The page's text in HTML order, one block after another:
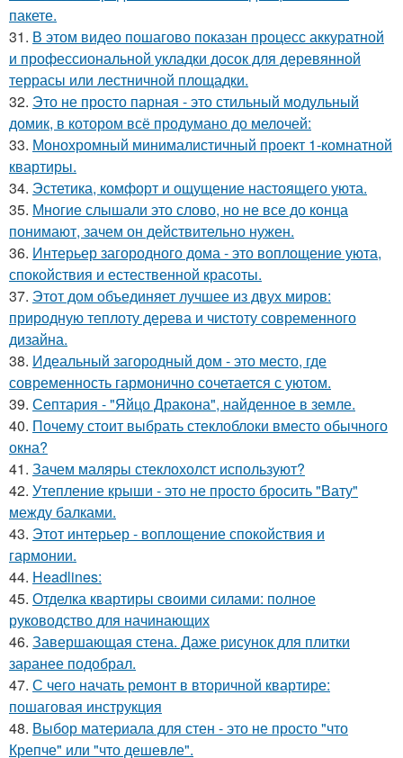
пакете.
31. В этом видео пошагово показан процесс аккуратной
и профессиональной укладки досок для деревянной
террасы или лестничной площадки.
32. Это не просто парная - это стильный модульный
домик, в котором всё продумано до мелочей:
33. Монохромный минималистичный проект 1-комнатной
квартиры.
34. Эстетика, комфорт и ощущение настоящего уюта.
35. Многие слышали это слово, но не все до конца
понимают, зачем он действительно нужен.
36. Интерьер загородного дома - это воплощение уюта,
спокойствия и естественной красоты.
37. Этот дом объединяет лучшее из двух миров:
природную теплоту дерева и чистоту современного
дизайна.
38. Идеальный загородный дом - это место, где
современность гармонично сочетается с уютом.
39. Септария - "Яйцо Дракона", найденное в земле.
40. Почему стоит выбрать стеклоблоки вместо обычного
окна?
41. Зачем маляры стеклохолст используют?
42. Утепление крыши - это не просто бросить "Вату"
между балками.
43. Этот интерьер - воплощение спокойствия и
гармонии.
44. Headlines:
45. Отделка квартиры своими силами: полное
руководство для начинающих
46. Завершающая стена. Даже рисунок для плитки
заранее подобрал.
47. С чего начать ремонт в вторичной квартире:
пошаговая инструкция
48. Выбор материала для стен - это не просто "что
Крепче" или "что дешевле".